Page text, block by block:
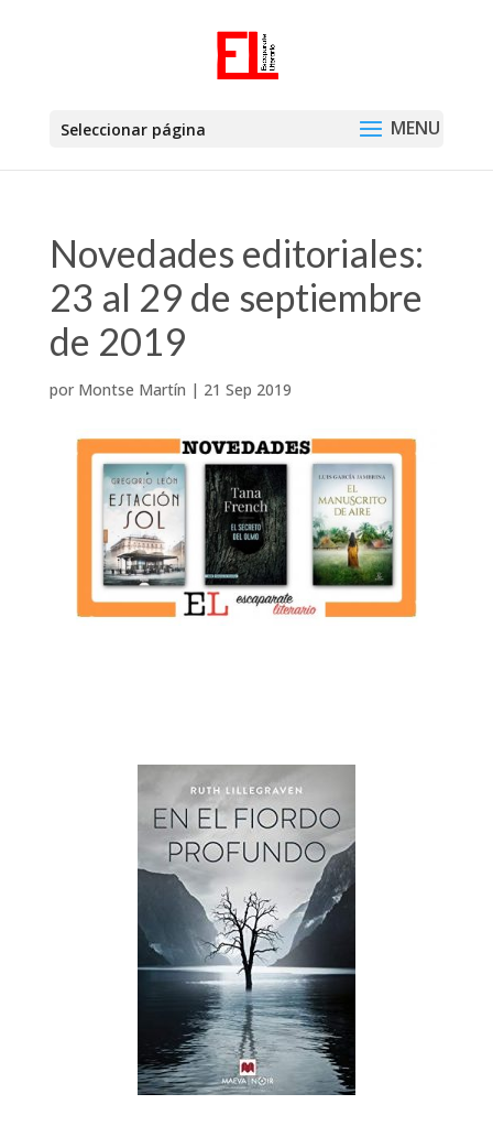
Seleccionar página
Novedades editoriales:
23 al 29 de septiembre
de 2019
por Montse Martín | 21 Sep 2019